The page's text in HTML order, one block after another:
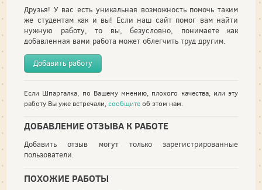
Друзья! У вас есть уникальная возможность помочь таким
же студентам как и вы! Если наш сайт помог вам найти
нужную работу, то вы, безусловно, понимаете как
добавленная вами работа может облегчить труд другим.
Добавить работу
Если Шпаргалка, по Вашему мнению, плохого качества, или эту
работу Вы уже встречали,сообщитеоб этом нам.
ДОБАВЛЕНИЕ ОТЗЫВА К РАБОТЕ
Добавить отзыв могут только зарегистрированные
пользователи.
ПОХОЖИЕ РАБОТЫ